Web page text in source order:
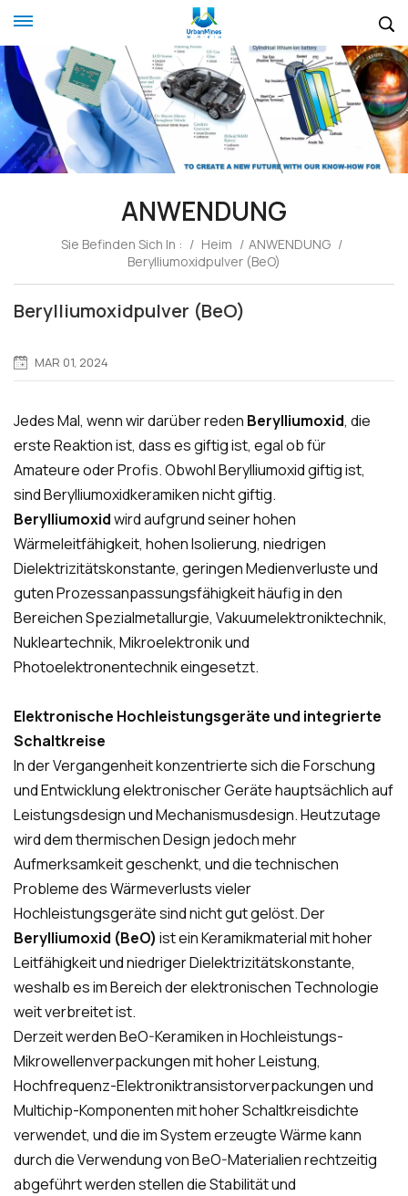
ANWENDUNG
Sie Befinden Sich In : / Heim / ANWENDUNG /
Berylliumoxidpulver (BeO)
Berylliumoxidpulver (BeO)
MAR 01, 2024
Jedes Mal, wenn wir darüber reden Berylliumoxid, die
erste Reaktion ist, dass es giftig ist, egal ob für
Amateure oder Profis. Obwohl Berylliumoxid giftig ist,
sind Berylliumoxidkeramiken nicht giftig.
Berylliumoxidwird aufgrund seiner hohen
Wärmeleitfähigkeit, hohen Isolierung, niedrigen
Dielektrizitätskonstante, geringen Medienverluste und
guten Prozessanpassungsfähigkeit häufig in den
Bereichen Spezialmetallurgie, Vakuumelektroniktechnik,
Nukleartechnik, Mikroelektronik und
Photoelektronentechnik eingesetzt.
Elektronische Hochleistungsgeräte und integrierte
Schaltkreise
In der Vergangenheit konzentrierte sich die Forschung
und Entwicklung elektronischer Geräte hauptsächlich auf
Leistungsdesign und Mechanismusdesign. Heutzutage
wird dem thermischen Design jedoch mehr
Aufmerksamkeit geschenkt, und die technischen
Probleme des Wärmeverlusts vieler
Hochleistungsgeräte sind nicht gut gelöst. Der
Berylliumoxid (BeO) ist ein Keramikmaterial mit hoher
Leitfähigkeit und niedriger Dielektrizitätskonstante,
weshalb es im Bereich der elektronischen Technologie
weit verbreitet ist.
Derzeit werden BeO-Keramiken in Hochleistungs-
Mikrowellenverpackungen mit hoher Leistung,
Hochfrequenz-Elektroniktransistorverpackungen und
Multichip-Komponenten mit hoher Schaltkreisdichte
verwendet, und die im System erzeugte Wärme kann
durch die Verwendung von BeO-Materialien rechtzeitig
abgeführt werden stellen die Stabilität und